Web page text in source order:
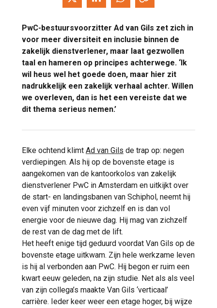
PwC-bestuursvoorzitter Ad van Gils zet zich in
voor meer diversiteit en inclusie binnen de
zakelijk dienstverlener, maar laat gezwollen
taal en hameren op principes achterwege. ‘Ik
wil heus wel het goede doen, maar hier zit
nadrukkelijk een zakelijk verhaal achter. Willen
we overleven, dan is het een vereiste dat we
dit thema serieus nemen.’
Elke ochtend klimt Ad van Gils de trap op: negen
verdiepingen. Als hij op de bovenste etage is
aangekomen van de kantoorkolos van zakelijk
dienstverlener PwC in Amsterdam en uitkijkt over
de start- en landingsbanen van Schiphol, neemt hij
even vijf minuten voor zichzelf en is dan vol
energie voor de nieuwe dag. Hij mag van zichzelf
de rest van de dag met de lift.
Het heeft enige tijd geduurd voordat Van Gils op de
bovenste etage uitkwam. Zijn hele werkzame leven
is hij al verbonden aan PwC. Hij begon er ruim een
kwart eeuw geleden, na zijn studie. Net als als veel
van zijn collega’s maakte Van Gils ‘verticaal’
carrière. Ieder keer weer een etage hoger, bij wijze